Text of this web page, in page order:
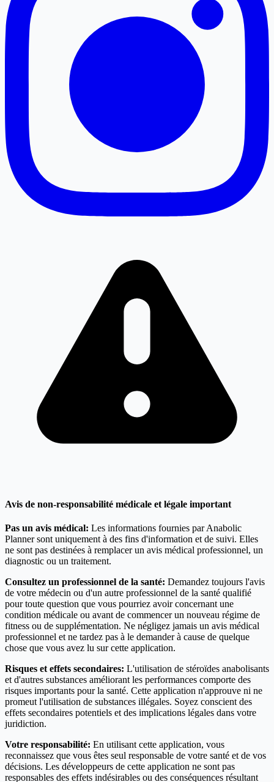
Avis de non-responsabilité médicale et légale important
Pas un avis médical: Les informations fournies par Anabolic
Planner sont uniquement à des fins d'information et de suivi. Elles
ne sont pas destinées à remplacer un avis médical professionnel, un
diagnostic ou un traitement.
Consultez un professionnel de la santé: Demandez toujours l'avis
de votre médecin ou d'un autre professionnel de la santé qualifié
pour toute question que vous pourriez avoir concernant une
condition médicale ou avant de commencer un nouveau régime de
fitness ou de supplémentation. Ne négligez jamais un avis médical
professionnel et ne tardez pas à le demander à cause de quelque
chose que vous avez lu sur cette application.
Risques et effets secondaires: L'utilisation de stéroïdes anabolisants
et d'autres substances améliorant les performances comporte des
risques importants pour la santé. Cette application n'approuve ni ne
promeut l'utilisation de substances illégales. Soyez conscient des
effets secondaires potentiels et des implications légales dans votre
juridiction.
Votre responsabilité: En utilisant cette application, vous
reconnaissez que vous êtes seul responsable de votre santé et de vos
décisions. Les développeurs de cette application ne sont pas
responsables des effets indésirables ou des conséquences résultant